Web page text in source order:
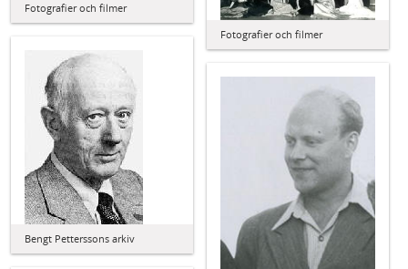
Fotografier och filmer
Fotografier och filmer
Bengt Petterssons arkiv